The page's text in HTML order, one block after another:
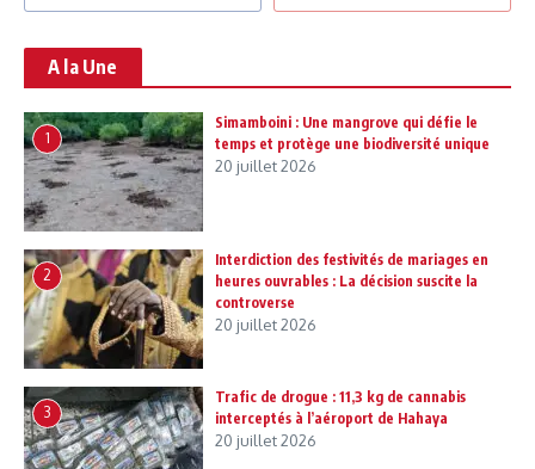
A la Une
1
Simamboini : Une mangrove qui défie le
temps et protège une biodiversité unique
20 juillet 2026
2
Interdiction des festivités de mariages en
heures ouvrables : La décision suscite la
controverse
20 juillet 2026
3
Trafic de drogue : 11,3 kg de cannabis
interceptés à l’aéroport de Hahaya
20 juillet 2026